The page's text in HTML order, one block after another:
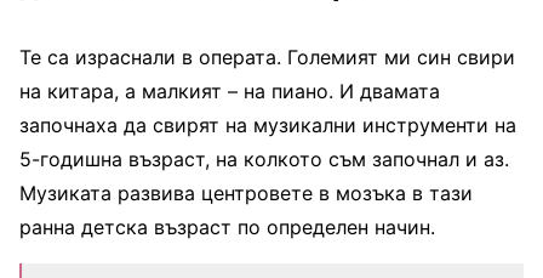
Те са израснали в операта. Големият ми син свири
на китара, а малкият – на пиано. И двамата
започнаха да свирят на музикални инструменти на
5-годишна възраст, на колкото съм започнал и аз.
Музиката развива центровете в мозъка в тази
ранна детска възраст по определен начин.